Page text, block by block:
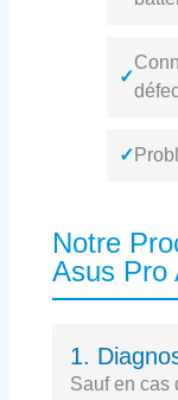
✓
✓
Notre
Asus Pro
1.
Sauf en cas